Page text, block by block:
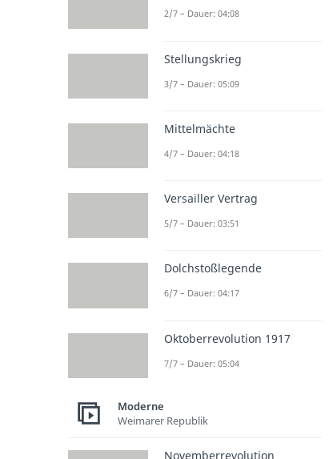
2/7 – Dauer: 04:08
Stellungskrieg
3/7 – Dauer: 05:09
Mittelmächte
4/7 – Dauer: 04:18
Versailler Vertrag
5/7 – Dauer: 03:51
Dolchstoßlegende
6/7 – Dauer: 04:17
Oktoberrevolution 1917
7/7 – Dauer: 05:04
Moderne
Weimarer Republik
Novemberrevolution